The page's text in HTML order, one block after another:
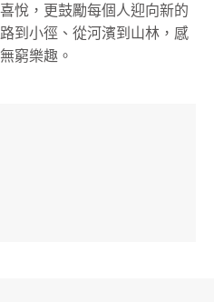
悅，更鼓勵每個人迎向新的
到小徑、從河濱到山林，感
窮樂趣。